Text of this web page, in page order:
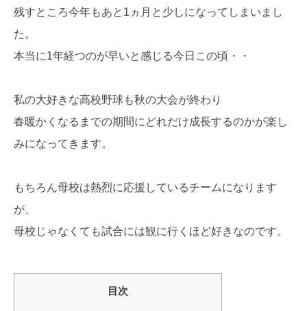
残すところ今年もあと1ヵ月と少しになってしまいまし
た。
本当に1年経つのが早いと感じる今日この頃・・
私の大好きな高校野球も秋の大会が終わり
春暖かくなるまでの期間にどれだけ成長するのかが楽し
みになってきます。
もちろん母校は熱烈に応援しているチームになります
が、
母校じゃなくても試合には観に行くほど好きなのです。
目次